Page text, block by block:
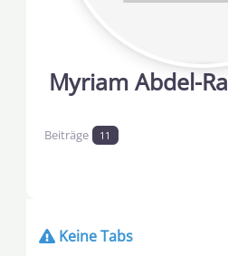
Myriam Abdel-
Beiträge 11
Keine Tabs